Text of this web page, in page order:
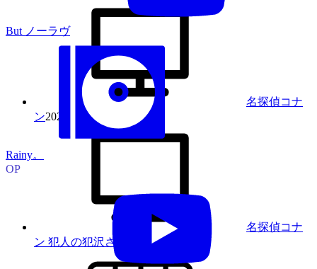
名探偵コナ
ン2023
名探偵コナ
ン 犯人の犯沢さん
But ノーラヴ
Rainy。
OP